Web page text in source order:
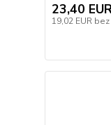
23,40
19,02 EUR bez